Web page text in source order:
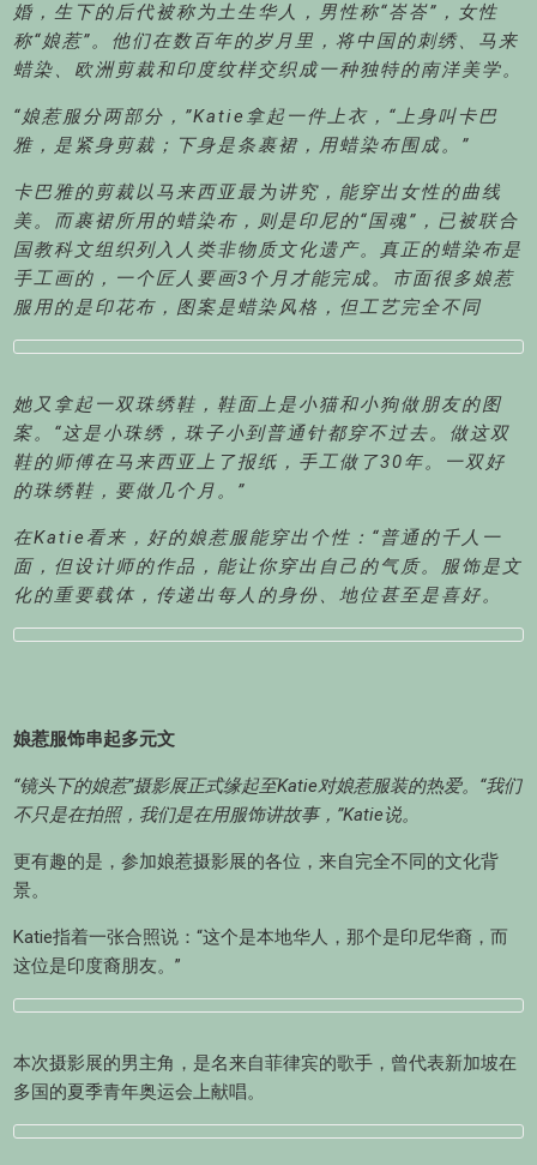
婚，生下的后代被称为土生华人，男性称“峇峇”，女性
称“娘惹”。他们在数百年的岁月里，将中国的刺绣、马来
蜡染、欧洲剪裁和印度纹样交织成一种独特的南洋美学。
“娘惹服分两部分，”Katie拿起一件上衣，“上身叫卡巴
雅，是紧身剪裁；下身是条裹裙，用蜡染布围成。”
卡巴雅的剪裁以马来西亚最为讲究，能穿出女性的曲线
美。而裹裙所用的蜡染布，则是印尼的“国魂”，已被联合
国教科文组织列入人类非物质文化遗产。真正的蜡染布是
手工画的，一个匠人要画3个月才能完成。市面很多娘惹
服用的是印花布，图案是蜡染风格，但工艺完全不同
她又拿起一双珠绣鞋，鞋面上是小猫和小狗做朋友的图
案。“这是小珠绣，珠子小到普通针都穿不过去。做这双
鞋的师傅在马来西亚上了报纸，手工做了30年。一双好
的珠绣鞋，要做几个月。”
在Katie看来，好的娘惹服能穿出个性：“普通的千人一
面，但设计师的作品，能让你穿出自己的气质。服饰是文
化的重要载体，传递出每人的身份、地位甚至是喜好。
娘惹服饰串起多元文
“镜头下的娘惹”摄影展正式缘起至Katie对娘惹服装的热爱。“我们
不只是在拍照，我们是在用服饰讲故事，”Katie说。
更有趣的是，参加娘惹摄影展的各位，来自完全不同的文化背
景。
Katie指着一张合照说：“这个是本地华人，那个是印尼华裔，而
这位是印度裔朋友。”
本次摄影展的男主角，是名来自菲律宾的歌手，曾代表新加坡在
多国的夏季青年奥运会上献唱。